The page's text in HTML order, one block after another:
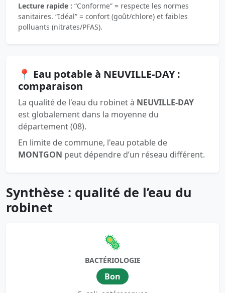
Lecture rapide : “Conforme” = respecte les normes
sanitaires. “Idéal” = confort (goût/chlore) et faibles
polluants (nitrates/PFAS).
📍 Eau potable à NEUVILLE-DAY :
comparaison
La qualité de l'eau du robinet à NEUVILLE-DAY
est globalement dans la moyenne du
département (08).
En limite de commune, l'eau potable de
MONTGON peut dépendre d’un réseau différent.
Synthèse : qualité de l’eau du
robinet
🦠
BACTÉRIOLOGIE
Bon